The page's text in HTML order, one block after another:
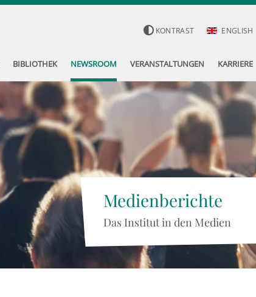
KONTRAST ENGLISH
BIBLIOTHEK NEWSROOM VERANSTALTUNGEN KARRIERE
Medienberichte
Das Institut in den Medien